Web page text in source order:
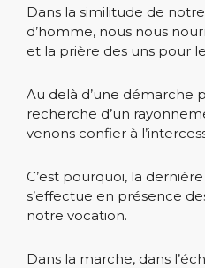
Dans la similitude de
d’homme, nous nous
et la prière des uns pour
Au delà d’une démarche
recherche d’un
venons confier à
C’est pourquoi, la
s’effectue en présence
notre vocation.
Dans la marche, dans